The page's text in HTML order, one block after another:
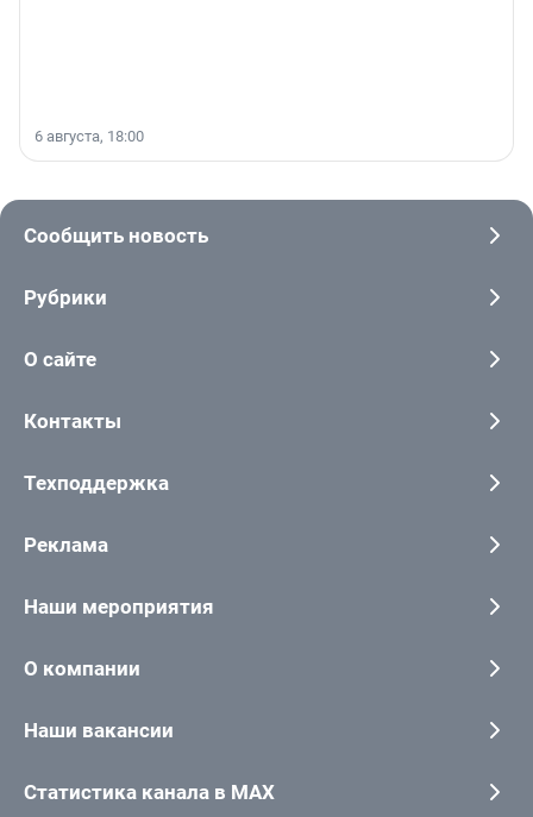
6 августа, 18:00
Сообщить новость
Рубрики
О сайте
Контакты
Техподдержка
Реклама
Наши мероприятия
О компании
Наши вакансии
Статистика канала в MAX